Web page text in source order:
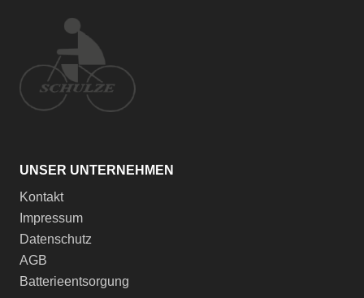
UNSER UNTERNEHMEN
Kontakt
Impressum
Datenschutz
AGB
Batterieentsorgung